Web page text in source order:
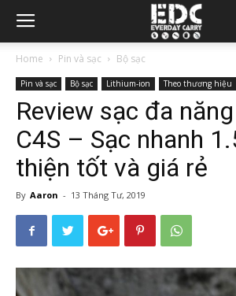
Home Pin và sạc Bộ sạc
Pin và sạc Bộ sạc Lithium-ion Theo thương hiệu
Review sạc đa
C4S – Sạc nhanh
thiện tốt và giá rẻ
By Aaron - 13 Tháng Tư, 2019